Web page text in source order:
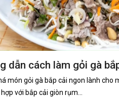
dẫn cách làm gỏi gà
món gỏi gà bắp cải ngon lành cho
với bắp cải giòn rụm…